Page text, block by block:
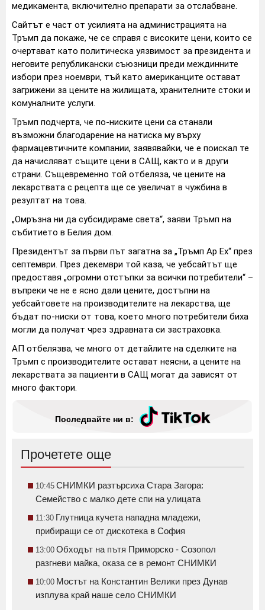
медикамента, включително препарати за отслабване.
Сайтът е част от усилията на администрацията на
Тръмп да покаже, че се справя с високите цени, които се
очертават като политическа уязвимост за президента и
неговите републикански съюзници преди междинните
избори през ноември, тъй като американците остават
загрижени за цените на жилищата, хранителните стоки и
комуналните услуги.
Тръмп подчерта, че по-ниските цени са станали
възможни благодарение на натиска му върху
фармацевтичните компании, заявявайки, че е поискал те
да начисляват същите цени в САЩ, както и в други
страни. Същевременно той отбеляза, че цените на
лекарствата с рецепта ще се увеличат в чужбина в
резултат на това.
„Омръзна ни да субсидираме света“, заяви Тръмп на
събитието в Белия дом.
Президентът за първи път загатна за „Тръмп Ар Ех“ през
септември. През декември той каза, че уебсайтът ще
предоставя „огромни отстъпки за всички потребители“ –
въпреки че не е ясно дали цените, достъпни на
уебсайтовете на производителите на лекарства, ще
бъдат по-ниски от това, което много потребители биха
могли да получат чрез здравната си застраховка.
АП отбелязва, че много от детайлите на сделките на
Тръмп с производителите остават неясни, а цените на
лекарствата за пациенти в САЩ могат да зависят от
много фактори.
Последвайте ни в:
Прочетете още
10:45 СНИМКИ разтърсиха Стара Загора:
Семейство с малко дете спи на улицата
11:30 Глутница кучета нападна младежи,
прибиращи се от дискотека в София
13:00 Обходът на пътя Приморско - Созопол
разгневи майка, оказа се в ремонт СНИМКИ
10:00 Мостът на Константин Велики през Дунав
изплува край наше село СНИМКИ